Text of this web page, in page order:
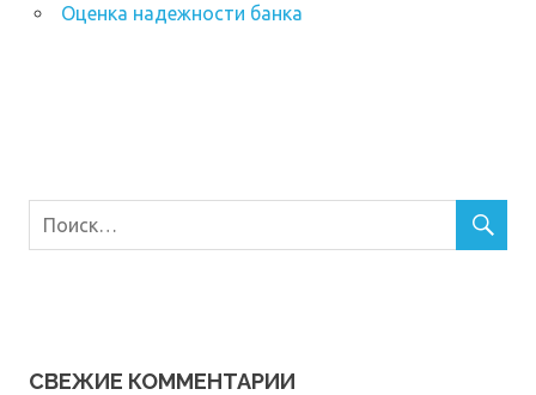
Оценка надежности банка
СВЕЖИЕ КОММЕНТАРИИ